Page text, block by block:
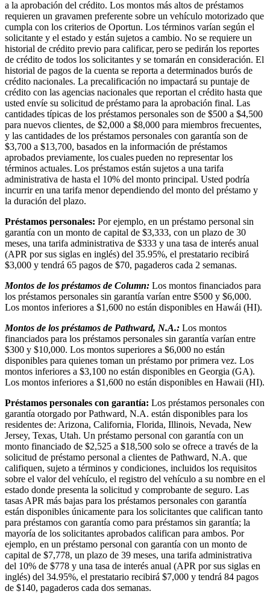
a la aprobación del crédito. Los montos más altos de préstamos
requieren un gravamen preferente sobre un vehículo motorizado que
cumpla con los criterios de Oportun. Los términos varían según el
solicitante y el estado y están sujetos a cambio. No se requiere un
historial de crédito previo para calificar, pero se pedirán los reportes
de crédito de todos los solicitantes y se tomarán en consideración. El
historial de pagos de la cuenta se reporta a determinados burós de
crédito nacionales. La precalificación no impactará su puntaje de
crédito con las agencias nacionales que reportan el crédito hasta que
usted envíe su solicitud de préstamo para la aprobación final. Las
cantidades típicas de los préstamos personales son de $500 a $4,500
para nuevos clientes, de $2,000 a $8,000 para miembros frecuentes,
y las cantidades de los préstamos personales con garantía son de
$3,700 a $13,700, basados en la información de préstamos
aprobados previamente, los cuales pueden no representar los
términos actuales. Los préstamos están sujetos a una tarifa
administrativa de hasta el 10% del monto principal. Usted podría
incurrir en una tarifa menor dependiendo del monto del préstamo y
la duración del plazo.
Préstamos personales: Por ejemplo, en un préstamo personal sin
garantía con un monto de capital de $3,333, con un plazo de 30
meses, una tarifa administrativa de $333 y una tasa de interés anual
(APR por sus siglas en inglés) del 35.95%, el prestatario recibirá
$3,000 y tendrá 65 pagos de $70, pagaderos cada 2 semanas.
Montos de los préstamos de Column: Los montos financiados para
los préstamos personales sin garantía varían entre $500 y $6,000.
Los montos inferiores a $1,600 no están disponibles en Hawái (HI).
Montos de los préstamos de Pathward, N.A.: Los montos
financiados para los préstamos personales sin garantía varían entre
$300 y $10,000. Los montos superiores a $6,000 no están
disponibles para quienes toman un préstamo por primera vez. Los
montos inferiores a $3,100 no están disponibles en Georgia (GA).
Los montos inferiores a $1,600 no están disponibles en Hawaii (HI).
Préstamos personales con garantía: Los préstamos personales con
garantía otorgado por Pathward, N.A. están disponibles para los
residentes de: Arizona, California, Florida, Illinois, Nevada, New
Jersey, Texas, Utah. Un préstamo personal con garantía con un
monto financiado de $2,525 a $18,500 solo se ofrece a través de la
solicitud de préstamo personal a clientes de Pathward, N.A. que
califiquen, sujeto a términos y condiciones, incluidos los requisitos
sobre el valor del vehículo, el registro del vehículo a su nombre en el
estado donde presenta la solicitud y comprobante de seguro. Las
tasas APR más bajas para los préstamos personales con garantía
están disponibles únicamente para los solicitantes que califican tanto
para préstamos con garantía como para préstamos sin garantía; la
mayoría de los solicitantes aprobados califican para ambos. Por
ejemplo, en un préstamo personal con garantía con un monto de
capital de $7,778, un plazo de 39 meses, una tarifa administrativa
del 10% de $778 y una tasa de interés anual (APR por sus siglas en
inglés) del 34.95%, el prestatario recibirá $7,000 y tendrá 84 pagos
de $140, pagaderos cada dos semanas.